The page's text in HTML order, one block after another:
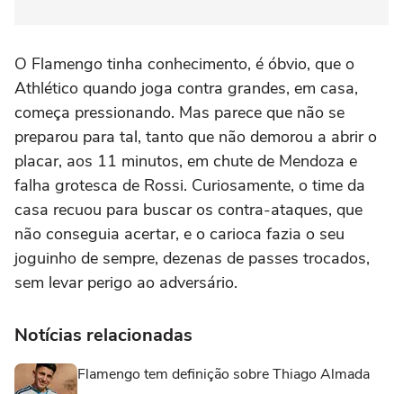
O Flamengo tinha conhecimento, é óbvio, que o
Athlético quando joga contra grandes, em casa,
começa pressionando. Mas parece que não se
preparou para tal, tanto que não demorou a abrir o
placar, aos 11 minutos, em chute de Mendoza e
falha grotesca de Rossi. Curiosamente, o time da
casa recuou para buscar os contra-ataques, que
não conseguia acertar, e o carioca fazia o seu
joguinho de sempre, dezenas de passes trocados,
sem levar perigo ao adversário.
Notícias relacionadas
Flamengo tem definição sobre Thiago Almada